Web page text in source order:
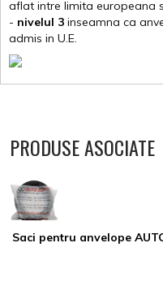
aflat intre limita europeana
- nivelul 3 inseamna ca
admis in U.E.
PRODUSE ASOCIATE
Saci pentru anvelope